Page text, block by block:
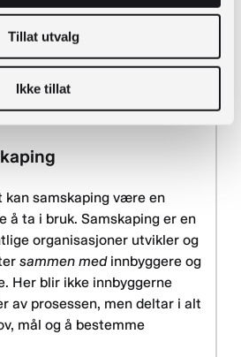
Tillat utvalg
Ikke tillat
kjenne på stolthet over hva
gjelder det mangler vil
å hjelpe. Å samle på gode
kan derfor være smart.
kan samskaping være en
å ta i bruk. Samskaping er en
organisasjoner utvikler og
sammen medinnbyggere og
Her blir ikke innbyggerne
av prosessen, men deltar i alt
mål og å bestemme